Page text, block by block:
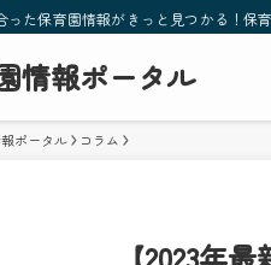
った保育園情報がきっと見つかる！保
情報ポータル
ポータル コラム